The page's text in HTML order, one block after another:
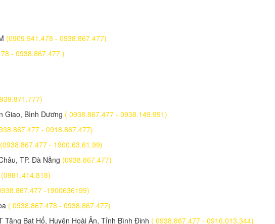
(0909.941.478 - 0938.867.477)
- 0938.867.477 )
Giao, Bình Dương ( 0938.867.477 - 0938.149.991)
- 0918.867.477)
(0938.867.477 - 1900.63.61.99)
TP. Đà Nẵng (0938.867.477)
(0981.414.818)
-1900636199)
( 0938.867.478 - 0938.867.477)
Bạt Hổ, Huyện Hoài Ân, Tỉnh Bình Định ( 0938.867.477 - 0916.013.344)